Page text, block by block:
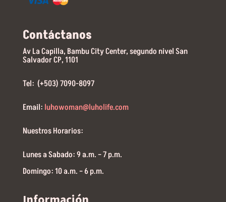
Contáctanos
Av La Capilla, Bambu City Center, segundo nivel San
Salvador CP, 1101
Tel: (+503) 7090-8097
Email: luhowoman@luholife.com
Nuestros Horarios:
Lunes a Sabado: 9 a.m. – 7 p.m.
Domingo: 10 a.m. – 6 p.m.